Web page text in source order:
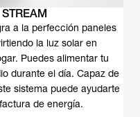
a la perfección paneles
la luz solar en
Puedes alimentar tu
durante el día. Capaz de
sistema puede ayudarte
de energía.